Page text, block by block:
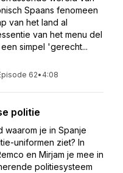
Spaans fenomeen
van het land al
van het menu del
simpel 'gerecht...
62• 4:08
politie
je in Spanje
uniformen ziet? In
en Mirjam je mee in
politiesysteem